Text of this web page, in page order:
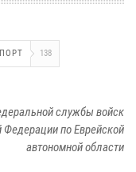
138
службы войск
Федерации по Еврейской
автономной области